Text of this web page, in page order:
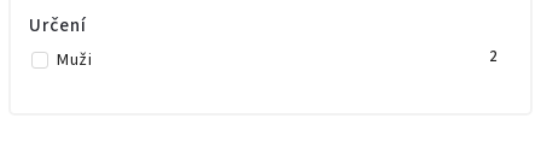
Určení
Muži 2